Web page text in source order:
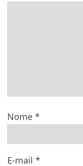
Nome *
E-mail *